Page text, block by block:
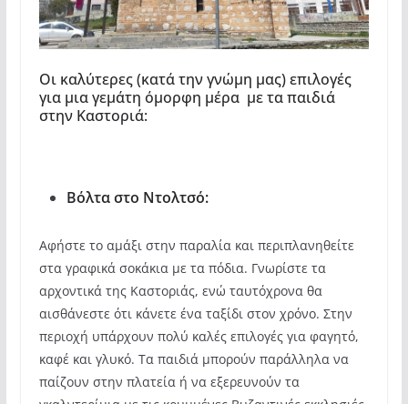
Οι καλύτερες (κατά την γνώμη μας) επιλογές
για μια γεμάτη όμορφη μέρα με τα παιδιά
στην Καστοριά:
Βόλτα στο Ντολτσό:
Αφήστε το αμάξι στην παραλία και περιπλανηθείτε
στα γραφικά σοκάκια με τα πόδια. Γνωρίστε τα
αρχοντικά της Καστοριάς, ενώ ταυτόχρονα θα
αισθάνεστε ότι κάνετε ένα ταξίδι στον χρόνο. Στην
περιοχή υπάρχουν πολύ καλές επιλογές για φαγητό,
καφέ και γλυκό. Τα παιδιά μπορούν παράλληλα να
παίζουν στην πλατεία ή να εξερευνούν τα